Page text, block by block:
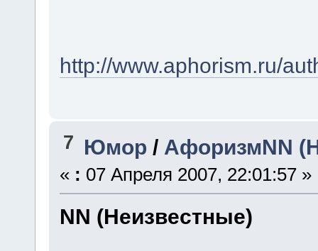
http://www.aphorism.ru/
7 Юмор / АфоризмNN
« : 07 Апреля 2007, 22:01:57 »
NN (Неизвестные)